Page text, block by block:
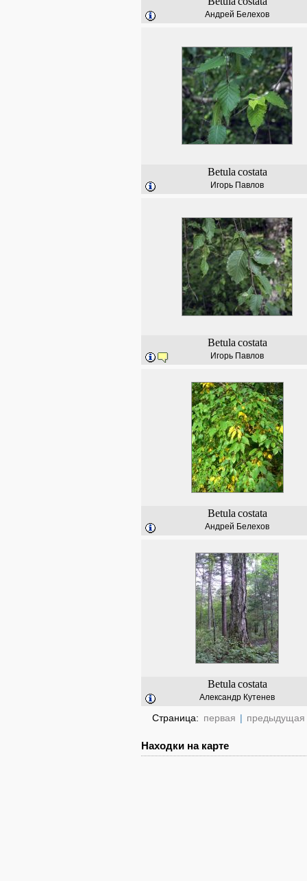
Андрей Белехов
Betula costata
Игорь Павлов
Betula costata
Игорь Павлов
Betula costata
Андрей Белехов
Betula costata
Александр Кутенев
Страница: первая | предыдущая
Находки на карте